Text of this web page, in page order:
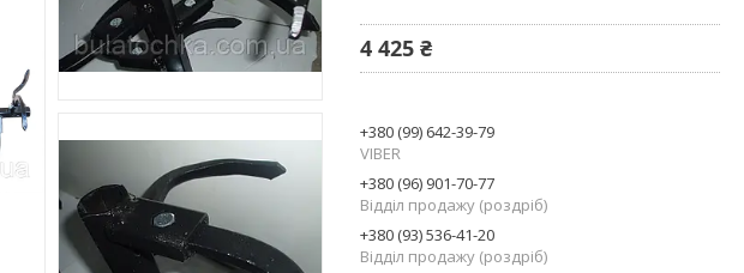
4 425 ₴
+380 (99) 642-39-79
VIBER
+380 (96) 901-70-77
Відділ продажу (роздріб)
+380 (93) 536-41-20
Відділ продажу (роздріб)